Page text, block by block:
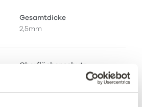
Gesamtdicke
2,5mm
Oberflächenschutz
Quantum Guard Elite